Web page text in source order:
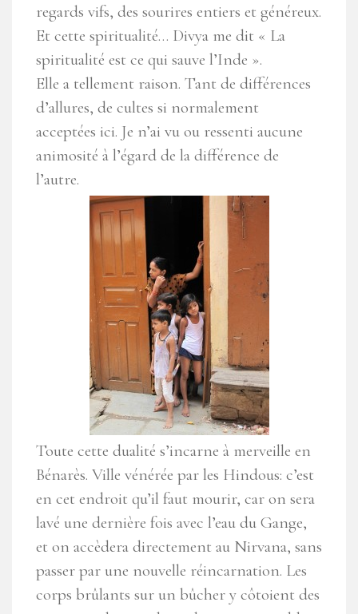
regards vifs, des sourires entiers et généreux.
Et cette spiritualité… Divya me dit « La
spiritualité est ce qui sauve l’Inde ».
Elle a tellement raison. Tant de différences
d’allures, de cultes si normalement
acceptées ici. Je n’ai vu ou ressenti aucune
animosité à l’égard de la différence de
l’autre.
Toute cette dualité s’incarne à merveille en
Bénarès. Ville vénérée par les Hindous: c’est
en cet endroit qu’il faut mourir, car on sera
lavé une dernière fois avec l’eau du Gange,
et on accèdera directement au Nirvana, sans
passer par une nouvelle réincarnation. Les
corps brûlants sur un bûcher y côtoient des